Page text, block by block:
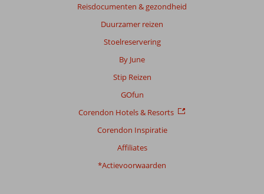
Reisdocumenten & gezondheid
Duurzamer reizen
Stoelreservering
By June
Stip Reizen
GOfun
Corendon Hotels & Resorts
Corendon Inspiratie
Affiliates
*Actievoorwaarden